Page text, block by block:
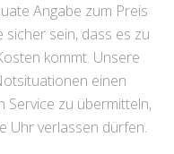
Angabe zum Preis
sicher sein, dass es zu
kommt. Unsere
einen
Service zu übermitteln,
Uhr verlassen dürfen.